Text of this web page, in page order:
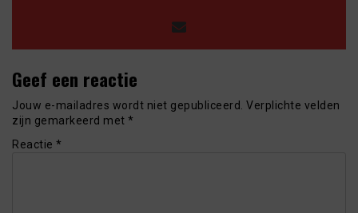
Geef een reactie
Jouw e-mailadres wordt niet gepubliceerd. Verplichte velden
zijn gemarkeerd met *
Reactie *